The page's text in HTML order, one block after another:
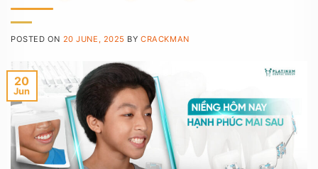
POSTED ON 20 JUNE, 2025 BYCRACKMAN
20
Jun